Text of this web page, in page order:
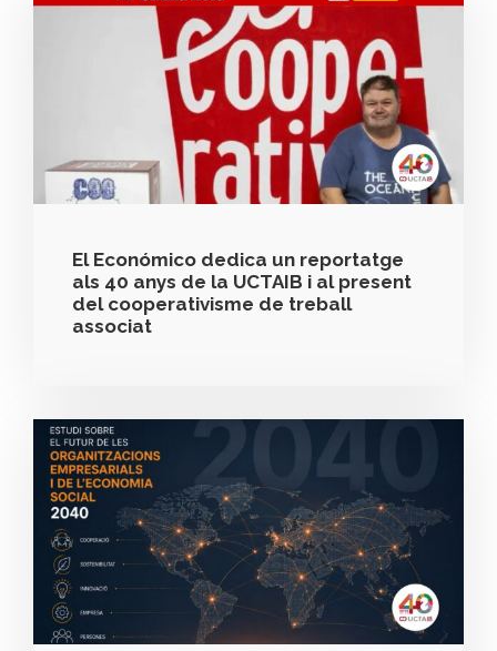
El Económico dedica un reportatge
als 40 anys de la UCTAIB i al present
del cooperativisme de treball
associat